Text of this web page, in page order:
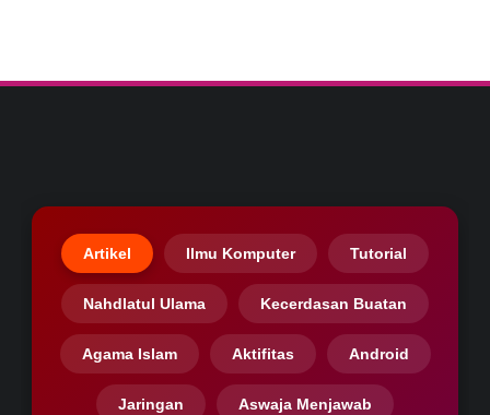
Artikel Ilmu Komputer Tutorial
Nahdlatul Ulama Kecerdasan Buatan
Agama Islam Aktifitas Android
Jaringan Aswaja Menjawab